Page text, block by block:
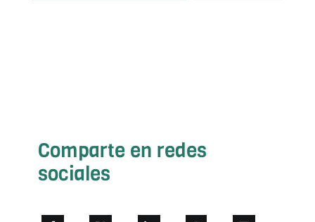
Comparte en redes
sociales